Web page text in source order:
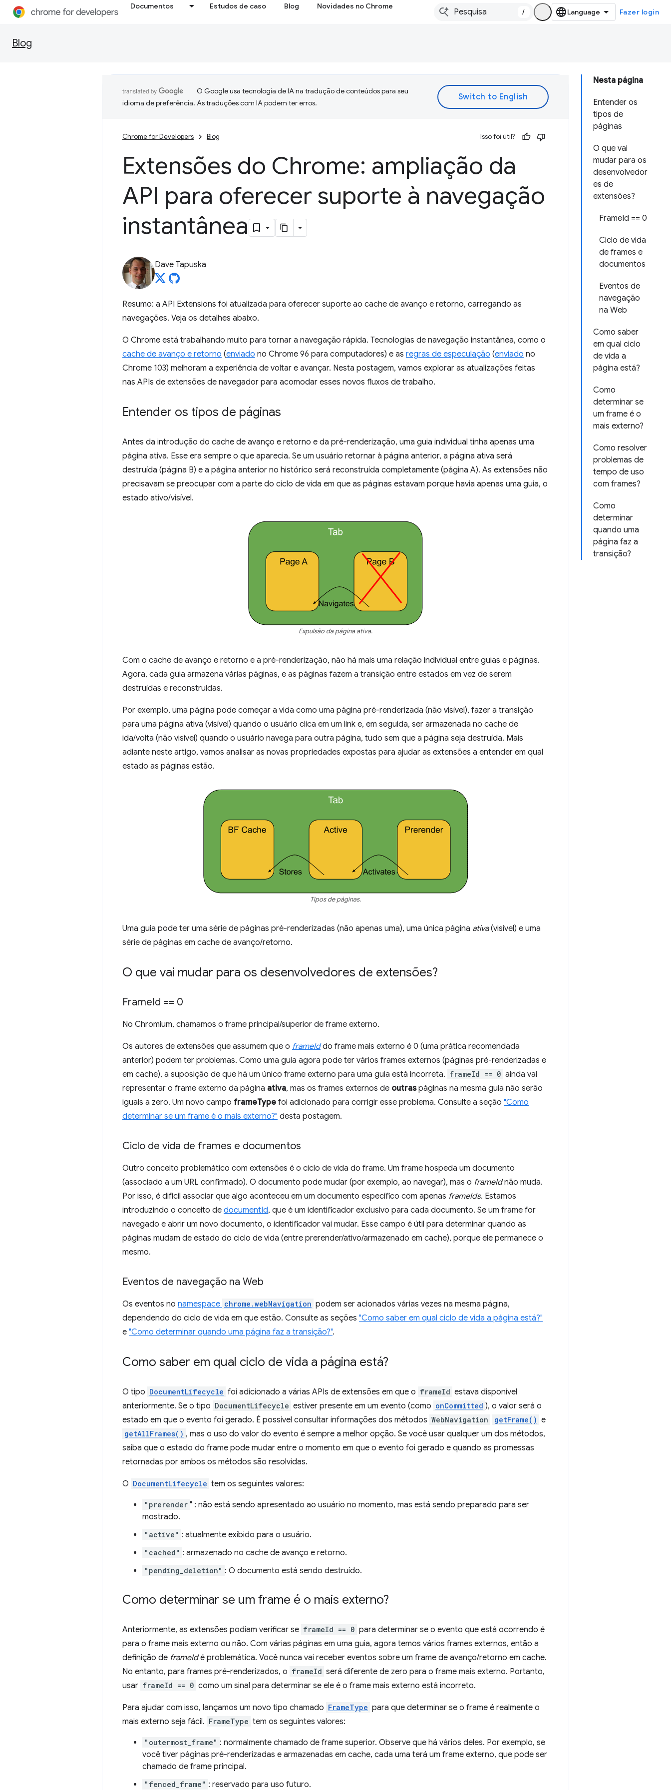
Documentos Estudos de caso Blog Novidades no Chrome
/ Fazer login
Blog
Nesta página
Entender os
tipos de
páginas
O que vai
mudar para os
desenvolvedor
es de
extensões?
FrameId == 0
Ciclo de vida
de frames e
documentos
Eventos de
navegação
na Web
Como saber
em qual ciclo
de vida a
página está?
Como
determinar se
um frame é o
mais externo?
Como resolver
problemas de
tempo de uso
com frames?
Como
determinar
quando uma
página faz a
transição?
O Google usa tecnologia de IA na tradução de conteúdos para seu
idioma de preferência. As traduções com IA podem ter erros.
Chrome for Developers Blog Isso foi útil?
Extensões do Chrome: ampliação da
API para oferecer suporte à navegação
instantânea
Dave Tapuska
Resumo: a API Extensions foi atualizada para oferecer suporte ao cache de avanço e retorno, carregando as
navegações. Veja os detalhes abaixo.
O Chrome está trabalhando muito para tornar a navegação rápida. Tecnologias de navegação instantânea, como o
cache de avanço e retorno (enviado no Chrome 96 para computadores) e as regras de especulação (enviado no
Chrome 103) melhoram a experiência de voltar e avançar. Nesta postagem, vamos explorar as atualizações feitas
nas APIs de extensões de navegador para acomodar esses novos fluxos de trabalho.
Entender os tipos de páginas
Antes da introdução do cache de avanço e retorno e da pré-renderização, uma guia individual tinha apenas uma
página ativa. Esse era sempre o que aparecia. Se um usuário retornar à página anterior, a página ativa será
destruída (página B) e a página anterior no histórico será reconstruída completamente (página A). As extensões não
precisavam se preocupar com a parte do ciclo de vida em que as páginas estavam porque havia apenas uma guia, o
estado ativo/visível.
Expulsão da página ativa.
Com o cache de avanço e retorno e a pré-renderização, não há mais uma relação individual entre guias e páginas.
Agora, cada guia armazena várias páginas, e as páginas fazem a transição entre estados em vez de serem
destruídas e reconstruídas.
Por exemplo, uma página pode começar a vida como uma página pré-renderizada (não visível), fazer a transição
para uma página ativa (visível) quando o usuário clica em um link e, em seguida, ser armazenada no cache de
ida/volta (não visível) quando o usuário navega para outra página, tudo sem que a página seja destruída. Mais
adiante neste artigo, vamos analisar as novas propriedades expostas para ajudar as extensões a entender em qual
estado as páginas estão.
Tipos de páginas.
Uma guia pode ter uma série de páginas pré-renderizadas (não apenas uma), uma única página ativa(visível) e uma
série de páginas em cache de avanço/retorno.
O que vai mudar para os desenvolvedores de extensões?
FrameId == 0
No Chromium, chamamos o frame principal/superior de frame externo.
Os autores de extensões que assumem que o frameIddo frame mais externo é 0 (uma prática recomendada
anterior) podem ter problemas. Como uma guia agora pode ter vários frames externos (páginas pré-renderizadas e
em cache), a suposição de que há um único frame externo para uma guia está incorreta. frameId == 0 ainda vai
representar o frame externo da página ativa, mas os frames externos de outraspáginas na mesma guia não serão
iguais a zero. Um novo campo frameType foi adicionado para corrigir esse problema. Consulte a seção "Como
determinar se um frame é o mais externo?" desta postagem.
Ciclo de vida de frames e documentos
Outro conceito problemático com extensões é o ciclo de vida do frame. Um frame hospeda um documento
(associado a um URL confirmado). O documento pode mudar (por exemplo, ao navegar), mas o frameIdnão muda.
Por isso, é difícil associar que algo aconteceu em um documento específico com apenas frameIds. Estamos
introduzindo o conceito de documentId, que é um identificador exclusivo para cada documento. Se um frame for
navegado e abrir um novo documento, o identificador vai mudar. Esse campo é útil para determinar quando as
páginas mudam de estado do ciclo de vida (entre prerender/ativo/armazenado em cache), porque ele permanece o
mesmo.
Eventos de navegação na Web
Os eventos no namespace chrome.webNavigation podem ser acionados várias vezes na mesma página,
dependendo do ciclo de vida em que estão. Consulte as seções "Como saber em qual ciclo de vida a página está?"
e "Como determinar quando uma página faz a transição?".
Como saber em qual ciclo de vida a página está?
O tipo DocumentLifecycle foi adicionado a várias APIs de extensões em que o frameId estava disponível
anteriormente. Se o tipo DocumentLifecycle estiver presente em um evento (como onCommitted ), o valor será o
estado em que o evento foi gerado. É possível consultar informações dos métodos WebNavigation getFrame() e
getAllFrames() , mas o uso do valor do evento é sempre a melhor opção. Se você usar qualquer um dos métodos,
saiba que o estado do frame pode mudar entre o momento em que o evento foi gerado e quando as promessas
retornadas por ambos os métodos são resolvidas.
O DocumentLifecycle tem os seguintes valores:
"prerender " : não está sendo apresentado ao usuário no momento, mas está sendo preparado para ser
mostrado.
"active" : atualmente exibido para o usuário.
"cached" : armazenado no cache de avanço e retorno.
"pending_deletion" : O documento está sendo destruído.
Como determinar se um frame é o mais externo?
Anteriormente, as extensões podiam verificar se frameId == 0 para determinar se o evento que está ocorrendo é
para o frame mais externo ou não. Com várias páginas em uma guia, agora temos vários frames externos, então a
definição de frameIdé problemática. Você nunca vai receber eventos sobre um frame de avanço/retorno em cache.
No entanto, para frames pré-renderizados, o frameId será diferente de zero para o frame mais externo. Portanto,
usar frameId == 0 como um sinal para determinar se ele é o frame mais externo está incorreto.
Para ajudar com isso, lançamos um novo tipo chamado FrameType para que determinar se o frame é realmente o
mais externo seja fácil. FrameType tem os seguintes valores:
"outermost_frame" : normalmente chamado de frame superior. Observe que há vários deles. Por exemplo, se
você tiver páginas pré-renderizadas e armazenadas em cache, cada uma terá um frame externo, que pode ser
chamado de frame principal.
"fenced_frame" : reservado para uso futuro.